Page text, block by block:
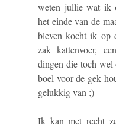
weten jullie wat ik
het einde van de
bleven kocht ik op
zak kattenvoer,
dingen die toch wel
boel voor de gek
gelukkig van ;)
Ik kan met recht